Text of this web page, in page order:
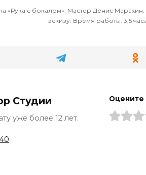
«Рука с бокалом». Мастер Денис
эскизу. Время работы: 3,5
Студии
уже более 12 лет.
Оцените